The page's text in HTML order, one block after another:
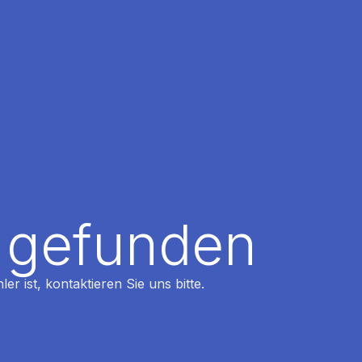
ist, kontaktieren Sie uns bitte.